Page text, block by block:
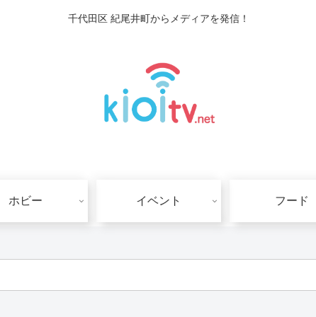
千代田区 紀尾井町からメディアを発信！
ホビー イベント フード